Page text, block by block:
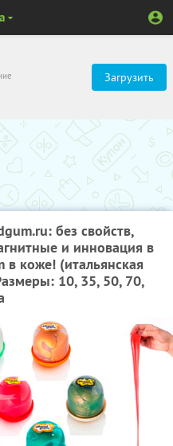
Загрузить
без свойств,
и инновация в
в коже! (итальянская
10, 35, 50, 70,